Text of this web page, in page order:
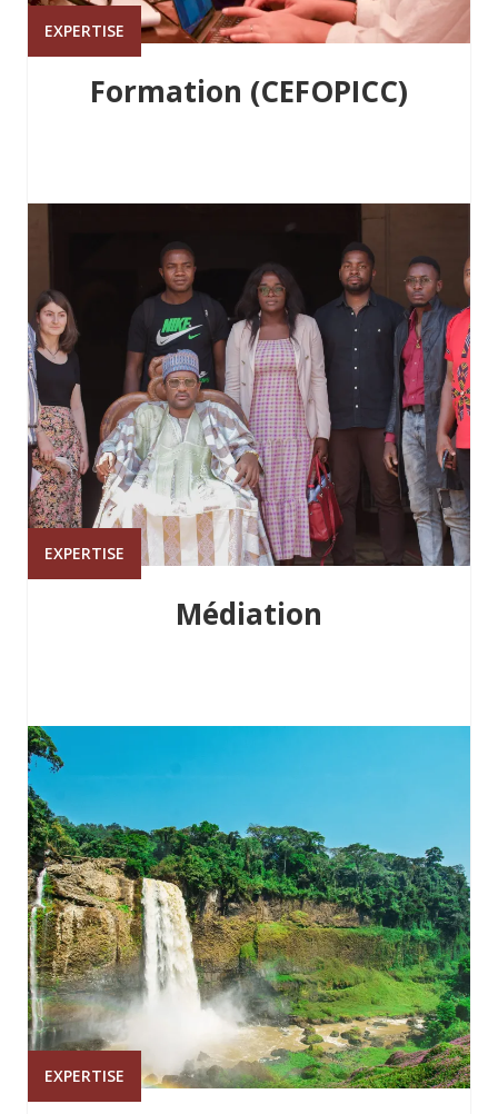
EXPERTISE
Formation (CEFOPICC)
EXPERTISE
Médiation
EXPERTISE